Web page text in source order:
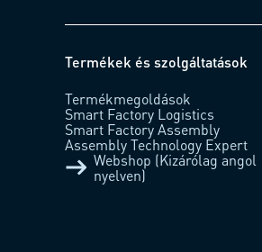
Termékek és szolgáltatások
Termékmegoldások
Smart Factory Logistics
Smart Factory Assembly
Assembly Technology Expert
Webshop (Kizárólag angol
nyelven)